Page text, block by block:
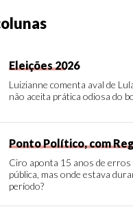
Eleições 2026
Luizianne comenta aval de
não aceita prática odiosa do
Ponto Político, com
Ciro aponta 15 anos de erros
pública, mas onde estava
período?